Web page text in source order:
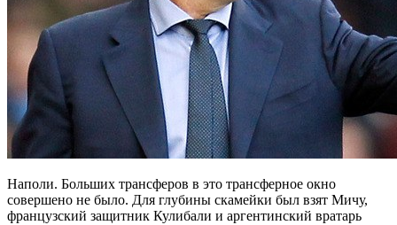
Наполи. Больших трансферов в это трансферное окно
совершено не было. Для глубины скамейки был взят Мичу,
французский защитник Кулибали и аргентинский вратарь